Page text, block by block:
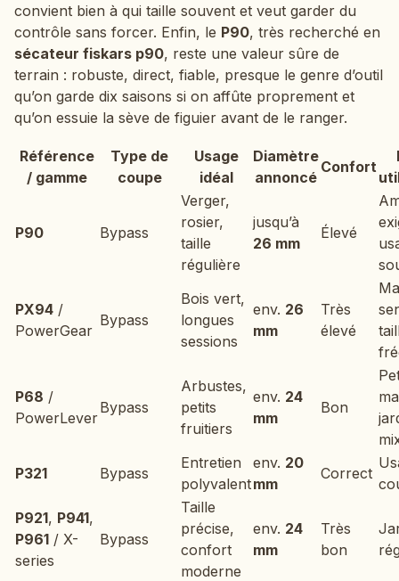
convient bien à qui taille souvent et veut garder du
contrôle sans forcer. Enfin, le P90, très recherché en
sécateur fiskars p90, reste une valeur sûre de
terrain : robuste, direct, fiable, presque le genre d’outil
qu’on garde dix saisons si on affûte proprement et
qu’on essuie la sève de figuier avant de le ranger.
Référence
/ gamme
Type de
coupe
Usage
idéal
Diamètre
annoncé
Confort
P90 Bypass
Verger,
rosier,
taille
régulière
jusqu’à
26 mm
Élevé
PX94 /
PowerGear
Bypass
Bois vert,
longues
sessions
env. 26
mm
Très
élevé
P68 /
PowerLever
Bypass
Arbustes,
petits
fruitiers
env. 24
mm
Bon
P321
Bypass
Entretien
polyvalent
env. 20
mm
Correct
P921, P941,
P961 / X-
series
Bypass
Taille
précise,
confort
moderne
env. 24
mm
Très
bon